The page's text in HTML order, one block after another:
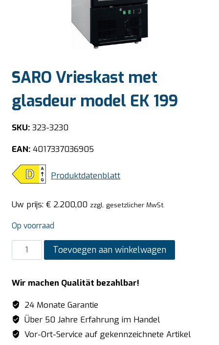
SARO Vrieskast met
glasdeur model EK 199
SKU: 323-3230
EAN: 4017337036905
Produktdatenblatt
Uw prijs: € 2.200,00 zzgl. gesetzlicher MwSt.
Op voorraad
SARO
Vrieskast
glasdeur
model
EK
199
aantal
Toevoegen aan winkelwagen
Wir machen Qualität bezahlbar!
24 Monate Garantie
Über 50 Jahre Erfahrung im Handel
Vor-Ort-Service auf gekennzeichnete Artikel